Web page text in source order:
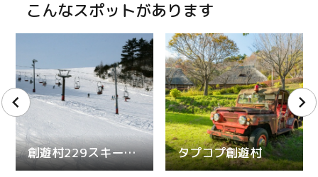
こんなスポットがあります
創遊村229スキーランド タプコプ創遊村